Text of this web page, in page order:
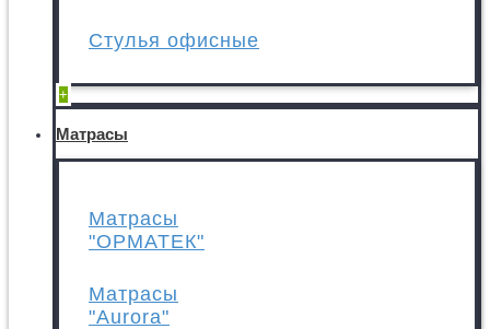
Стулья офисные
+
Матрасы
Матрасы
"ОРМАТЕК"
Матрасы
"Aurora"